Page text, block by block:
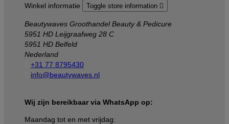
Winkel informatie Toggle store information 
Beautywaves Groothandel Beauty & Pedicure
5951 HD Leijgraafweg 28 C
5951 HD Belfeld
Nederland
+31 77 8795430
info@beautywaves.nl
Wij zijn bereikbaar via WhatsApp op:
Maandag tot en met vrijdag: